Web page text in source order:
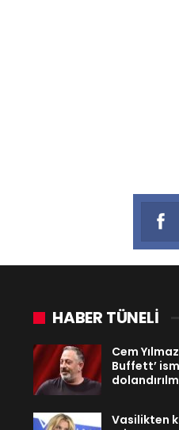
HABER TÜNELİ
Cem
Buffett’
Vasilikten